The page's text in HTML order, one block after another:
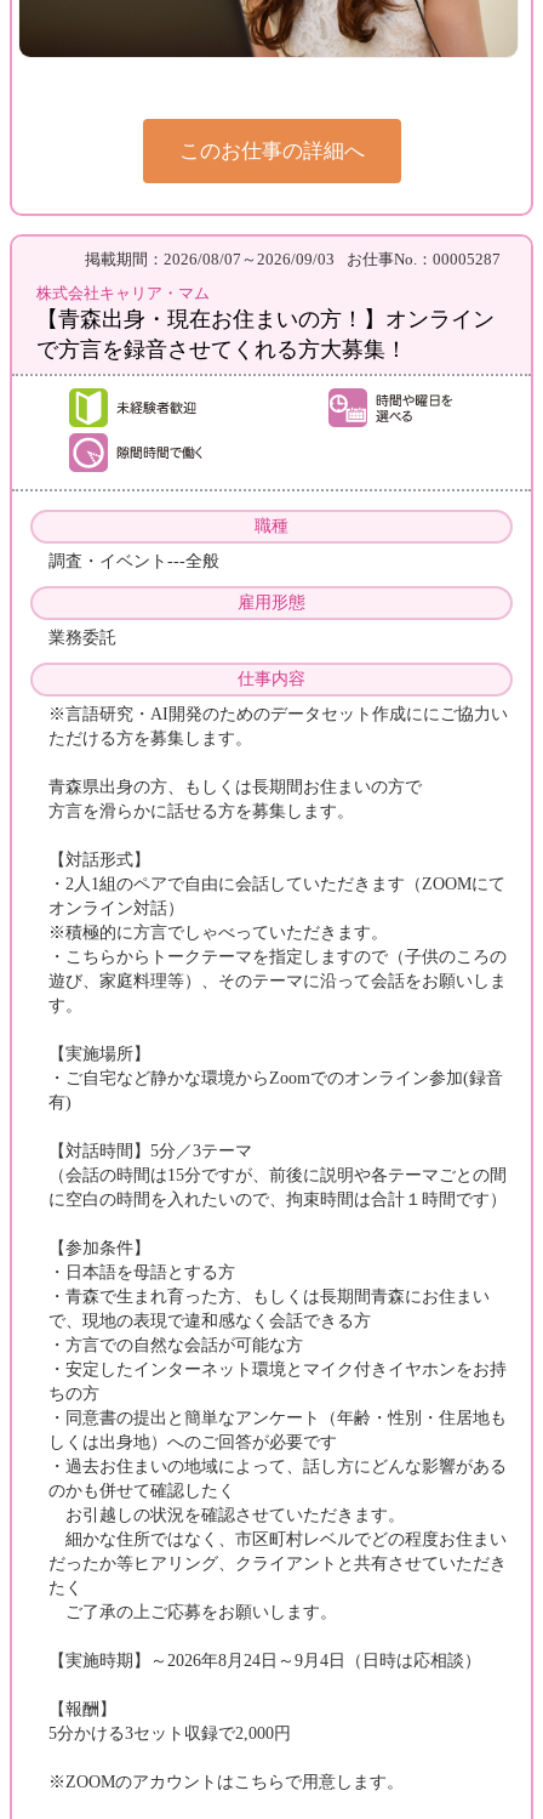
このお仕事の詳細へ
掲載期間：2026/08/07～2026/09/03
お仕事No.：00005287
株式会社キャリア・マム
【青森出身・現在お住まいの方！】オンライン
で方言を録音させてくれる方大募集！
職種
調査・イベント---全般
雇用形態
業務委託
仕事内容
※言語研究・AI開発のためのデータセット作成ににご協力い
ただける方を募集します。
青森県出身の方、もしくは長期間お住まいの方で
方言を滑らかに話せる方を募集します。
【対話形式】
・2人1組のペアで自由に会話していただきます（ZOOMにて
オンライン対話）
※積極的に方言でしゃべっていただきます。
・こちらからトークテーマを指定しますので（子供のころの
遊び、家庭料理等）、そのテーマに沿って会話をお願いしま
す。
【実施場所】
・ご自宅など静かな環境からZoomでのオンライン参加(録音
有)
【対話時間】5分／3テーマ
（会話の時間は15分ですが、前後に説明や各テーマごとの間
に空白の時間を入れたいので、拘束時間は合計１時間です）
【参加条件】
・日本語を母語とする方
・青森で生まれ育った方、もしくは長期間青森にお住まい
で、現地の表現で違和感なく会話できる方
・方言での自然な会話が可能な方
・安定したインターネット環境とマイク付きイヤホンをお持
ちの方
・同意書の提出と簡単なアンケート（年齢・性別・住居地も
しくは出身地）へのご回答が必要です
・過去お住まいの地域によって、話し方にどんな影響がある
のかも併せて確認したく
お引越しの状況を確認させていただきます。
細かな住所ではなく、市区町村レベルでどの程度お住まい
だったか等ヒアリング、クライアントと共有させていただき
たく
ご了承の上ご応募をお願いします。
【実施時期】～2026年8月24日～9月4日（日時は応相談）
【報酬】
5分かける3セット収録で2,000円
※ZOOMのアカウントはこちらで用意します。